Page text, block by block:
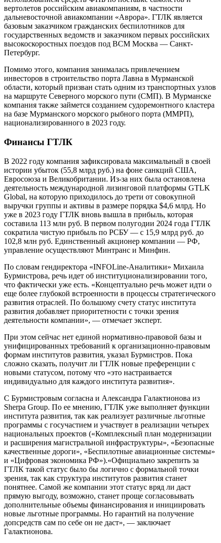
вертолетов российским авиакомпаниям, в частности
дальневосточной авиакомпании «Аврора». ГТЛК является
базовым заказчиком гражданских беспилотников для
государственных ведомств и заказчиком первых российских
высокоскоростных поездов под ВСМ Москва — Санкт-
Петербург.
Помимо этого, компания занималась привлечением
инвесторов в строительство порта Лавна в Мурманской
области, который призван стать одним из транспортных узлов
на маршруте Северного морского пути (СМП). В Мурманске
компания также займется созданием судоремонтного кластера
на базе Мурманского морского рыбного порта (ММРП),
национализированного в 2023 году.
Финансы ГТЛК
В 2022 году компания зафиксировала максимальный в своей
истории убыток (55,8 млрд руб.) на фоне санкций США,
Евросоюза и Великобритании. Из-за них была остановлена
деятельность международной лизинговой платформы GTLK
Global, на которую приходилось до трети от совокупной
выручки группы и активы в размере порядка $4,6 млрд. Но
уже в 2023 году ГТЛК вновь вышла в прибыль, которая
составила 113 млн руб. В первом полугодии 2024 года ГТЛК
сократила чистую прибыль по РСБУ — с 15,9 млрд руб. до
102,8 млн руб. Единственный акционер компании — РФ,
управление осуществляют Минтранс и Минфин.
По словам гендиректора «INFOLine-Аналитики» Михаила
Бурмистрова, речь идет об институционализировании того,
что фактически уже есть. «Концептуально речь может идти о
еще более глубокой встроенности в процессы стратегического
развития отраслей. По большому счету статус института
развития добавляет приоритетности с точки зрения
деятельности компании», — отмечает эксперт.
При этом сейчас нет единой нормативно-правовой базы и
унифицированных требований к организационно-правовым
формам институтов развития, указал Бурмистров. Пока
сложно сказать, получит ли ГТЛК новые преференции с
новыми статусом, потому что «это настраивается
индивидуально для каждого института развития».
С Бурмистровым согласна и Александра Галактионова из
Sherpa Group. По ее мнению, ГТЛК уже выполняет функции
института развития, так как реализует различные льготные
программы с госучастием и участвует в реализации четырех
национальных проектов («Комплексный план модернизации
и расширения магистральной инфраструктуры», «Безопасные
качественные дороги», «Беспилотные авиационные системы»
и «Цифровая экономика РФ»).«Официально закрепить за
ГТЛК такой статус было бы логично с формальной точки
зрения, так как структура институтов развития станет
понятнее. Самой же компании этот статус вряд ли даст
прямую выгоду, возможно, станет проще согласовывать
дополнительные объемы финансирования и инициировать
новые льготные программы. Но гарантий на получение
допсредств сам по себе он не даст», — заключает
Галактионова.